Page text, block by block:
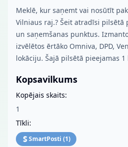
Meklē, kur saņemt vai nosūtīt
Vilniaus raj.? Šeit atradīsi pilsētā
un saņemšanas punktus.
izvēlētos ērtāko Omniva, DPD,
lokāciju. Šajā pilsētā pieejamas 1
Kopsavilkums
Kopējais skaits:
1
Tīkli:
SmartPosti (1)